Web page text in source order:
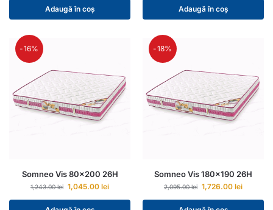
Adaugă în coș Adaugă în coș
-16%
Somneo Vis 80×200 26H
1,243.00lei 1,045.00 lei
-18%
Somneo Vis 180×190 26H
2,095.00lei 1,726.00 lei